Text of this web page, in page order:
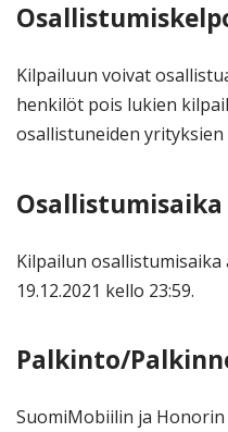
Kilpailuun voivat
henkilöt pois lukien
osallistuneiden
Osallistumisaika
Kilpailun osallistumisaika
19.12.2021 kello 23:59.
Palkinto/
SuomiMobiilin ja